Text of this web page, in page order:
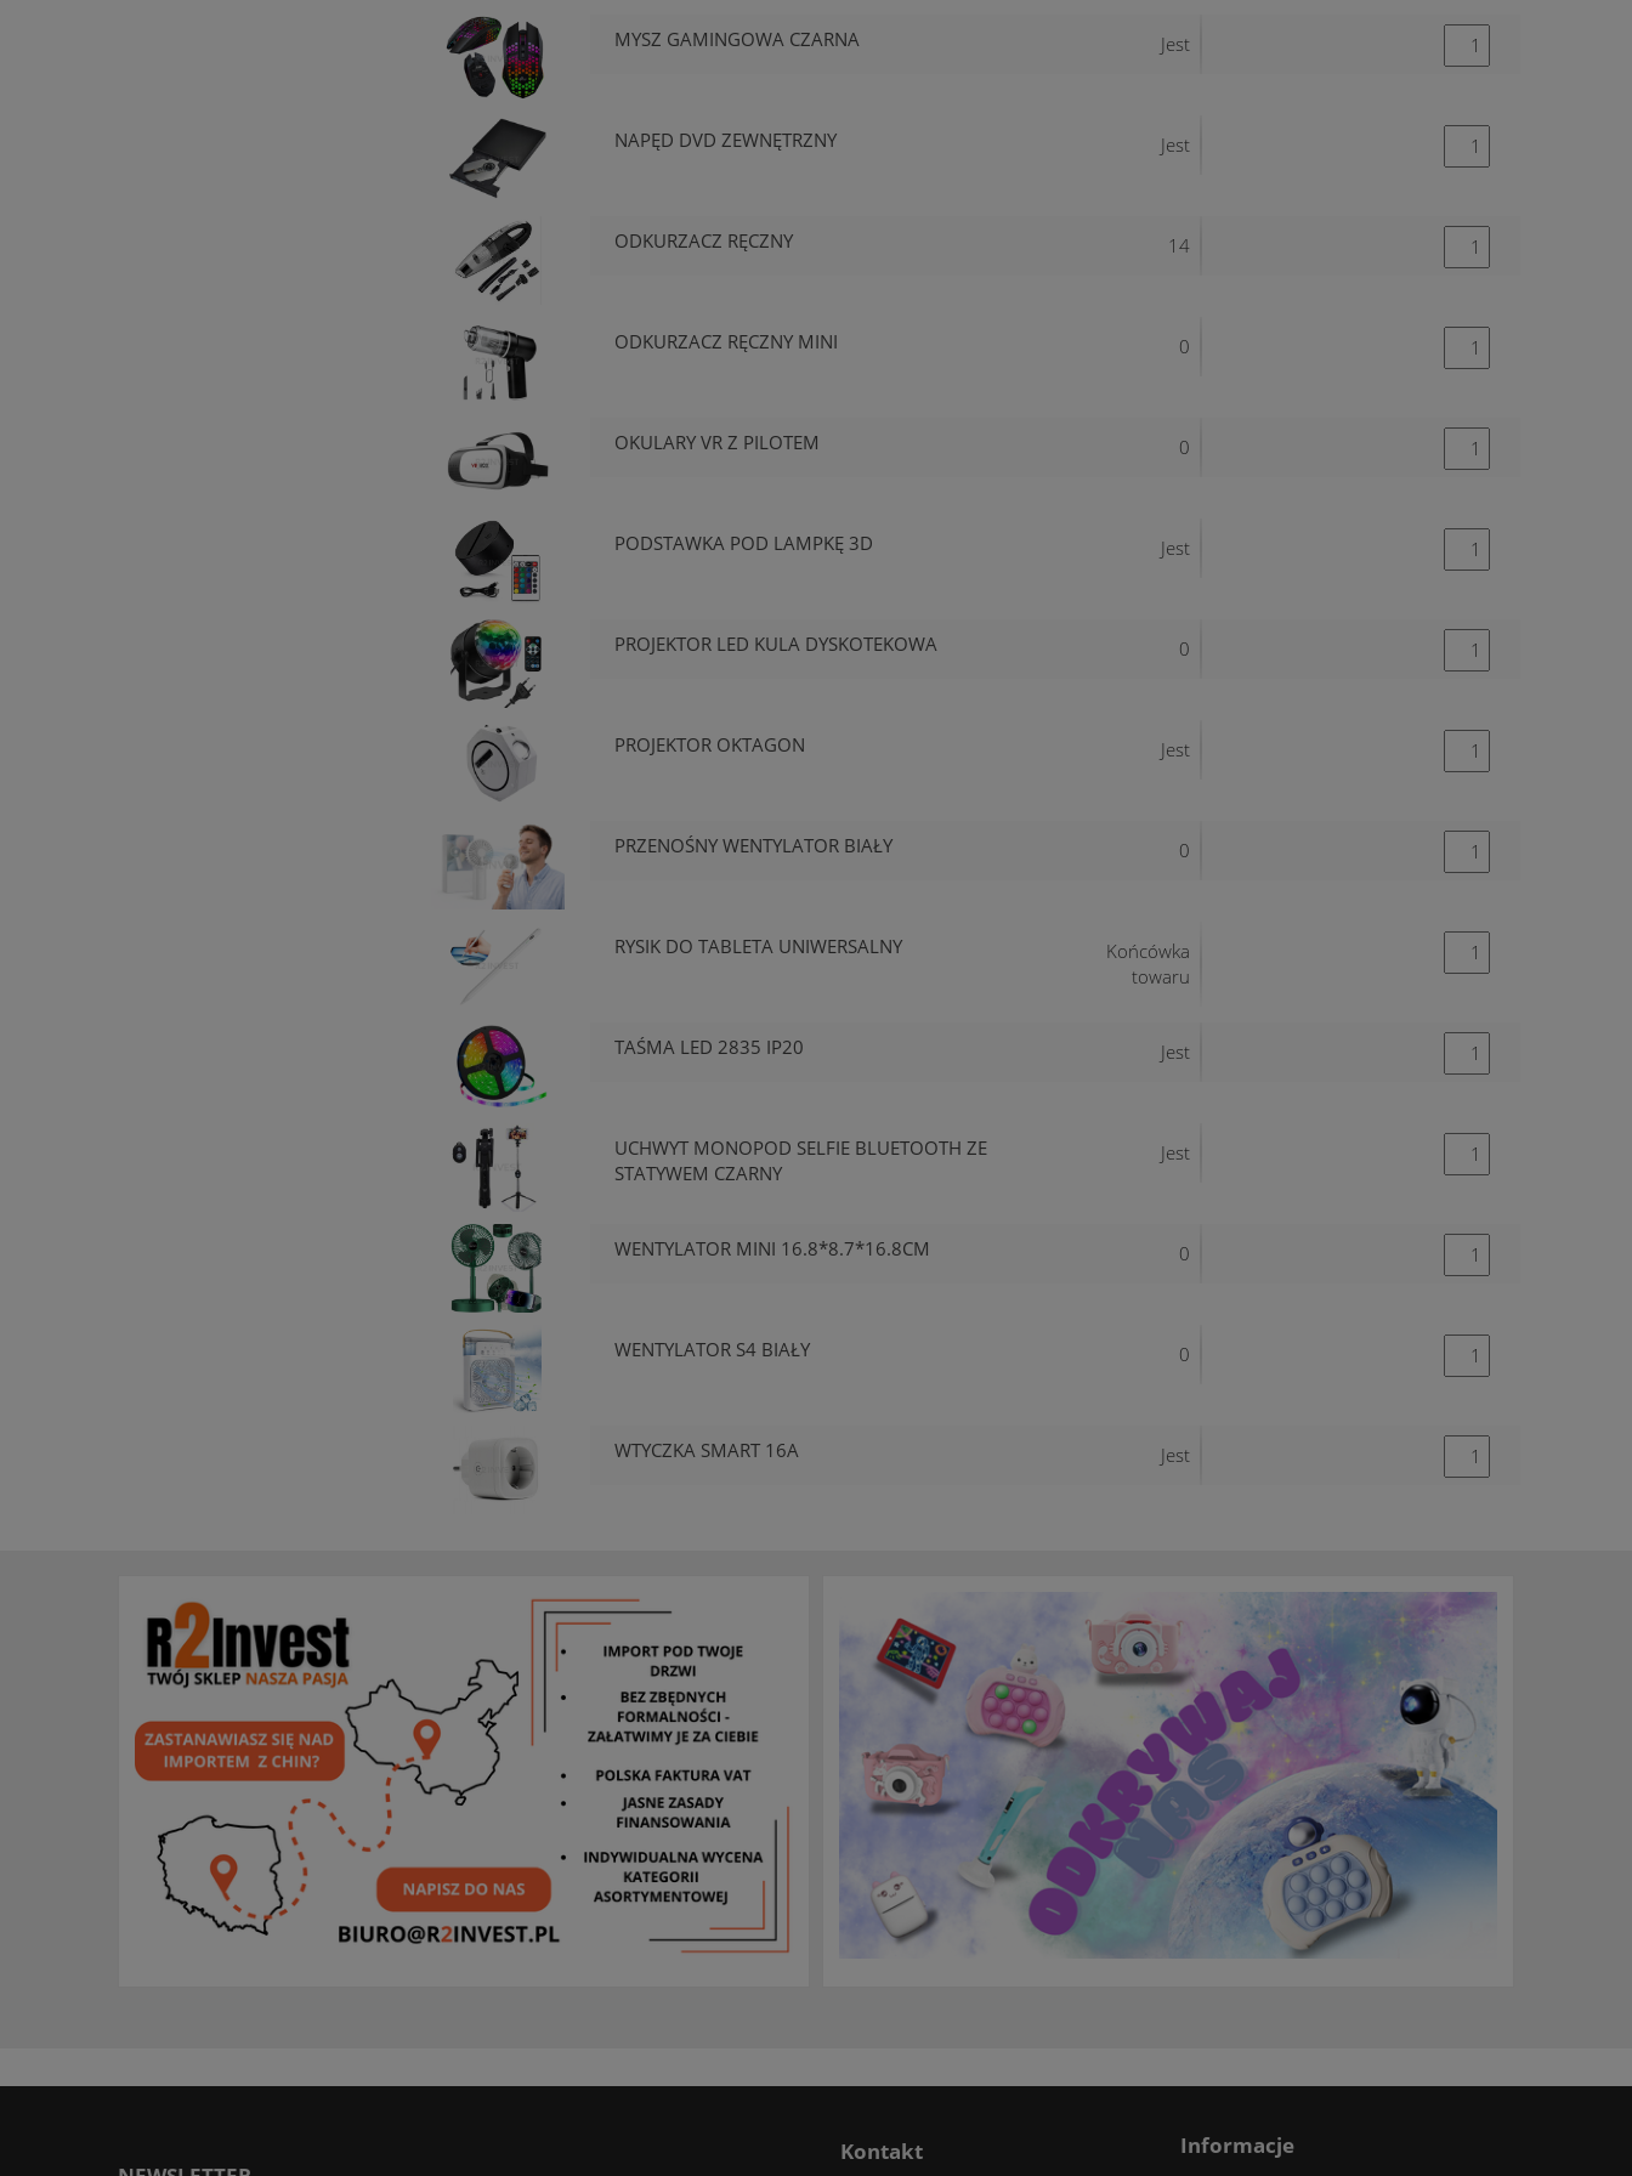
MYSZ GAMINGOWA CZARNA Jest
NAPĘD DVD ZEWNĘTRZNY Jest
ODKURZACZ RĘCZNY 14
ODKURZACZ RĘCZNY MINI 0
OKULARY VR Z PILOTEM 0
PODSTAWKA POD LAMPKĘ 3D Jest
PROJEKTOR LED KULA DYSKOTEKOWA 0
PROJEKTOR OKTAGON Jest
PRZENOŚNY WENTYLATOR BIAŁY 0
RYSIK DO TABLETA UNIWERSALNY
Końcówka
towaru
TAŚMA LED 2835 IP20 Jest
UCHWYT MONOPOD SELFIE BLUETOOTH ZE
STATYWEM CZARNY
Jest
WENTYLATOR MINI 16.8*8.7*16.8CM 0
WENTYLATOR S4 BIAŁY 0
WTYCZKA SMART 16A Jest
Kontakt Informacje